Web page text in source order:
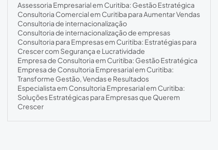
Assessoria Empresarial em Curitiba: Gestão Estratégica
Consultoria Comercial em Curitiba para Aumentar Vendas
Consultoria de internacionalização
Consultoria de internacionalização de empresas
Consultoria para Empresas em Curitiba: Estratégias para
Crescer com Segurança e Lucratividade
Empresa de Consultoria em Curitiba: Gestão Estratégica
Empresa de Consultoria Empresarial em Curitiba:
Transforme Gestão, Vendas e Resultados
Especialista em Consultoria Empresarial em Curitiba:
Soluções Estratégicas para Empresas que Querem
Crescer